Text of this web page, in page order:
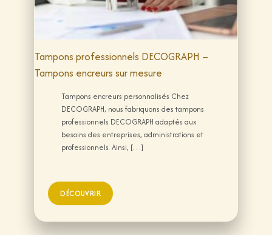
Tampons professionnels DECOGRAPH –
Tampons encreurs sur mesure
Tampons encreurs personnalisés Chez
DECOGRAPH, nous fabriquons des tampons
professionnels DECOGRAPH adaptés aux
besoins des entreprises, administrations et
professionnels. Ainsi, […]